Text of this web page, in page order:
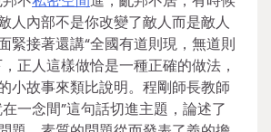
人內部不是你改變了敵人而是敵人
緊接著還講“全國有道則現，無道則
正人這樣做恰是一種正確的做法，
小故事來類比說明。程剛師長教師
一念間”這句話切進主題，論述了